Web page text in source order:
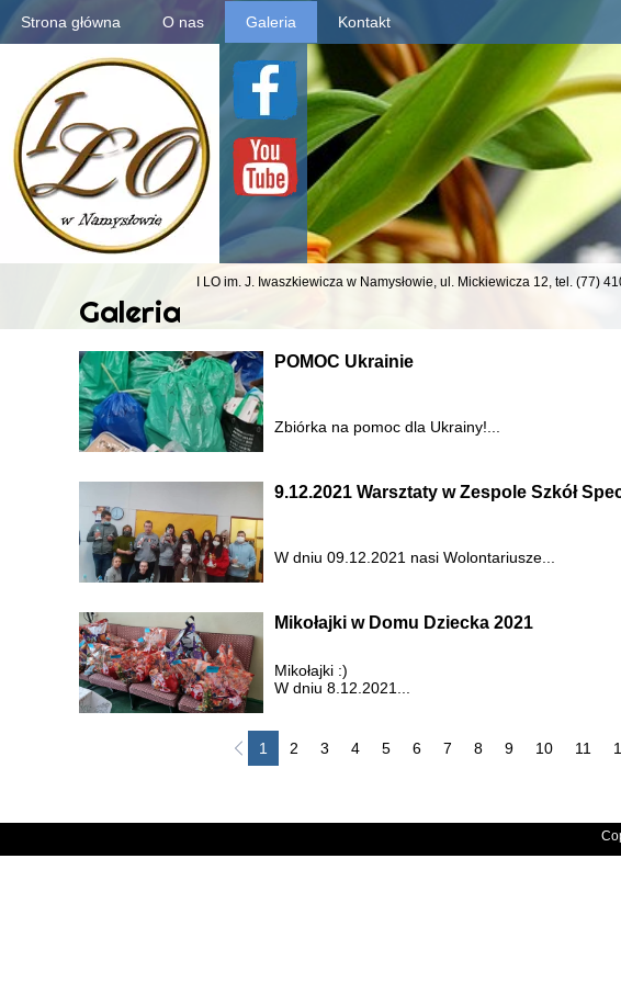
Galeria
POMOC Ukrainie
Zbiórka na pomoc dla Ukrainy!...
9.12.2021 Warsztaty w Zespole Szkół
W dniu 09.12.2021 nasi Wolontariusze...
Mikołajki w Domu Dziecka 2021
Mikołajki :)
W dniu 8.12.2021...
1
2 3 4 5 6 7 8 9 10 11
Strona główna O nas Galeria Kontakt
I LO im. J. Iwaszkiewicza w Namysłowie, ul. Mickiewicza 12, tel. (77)